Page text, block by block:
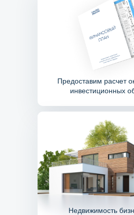
Предоставим расчет
инвестиционных
Недвижимость